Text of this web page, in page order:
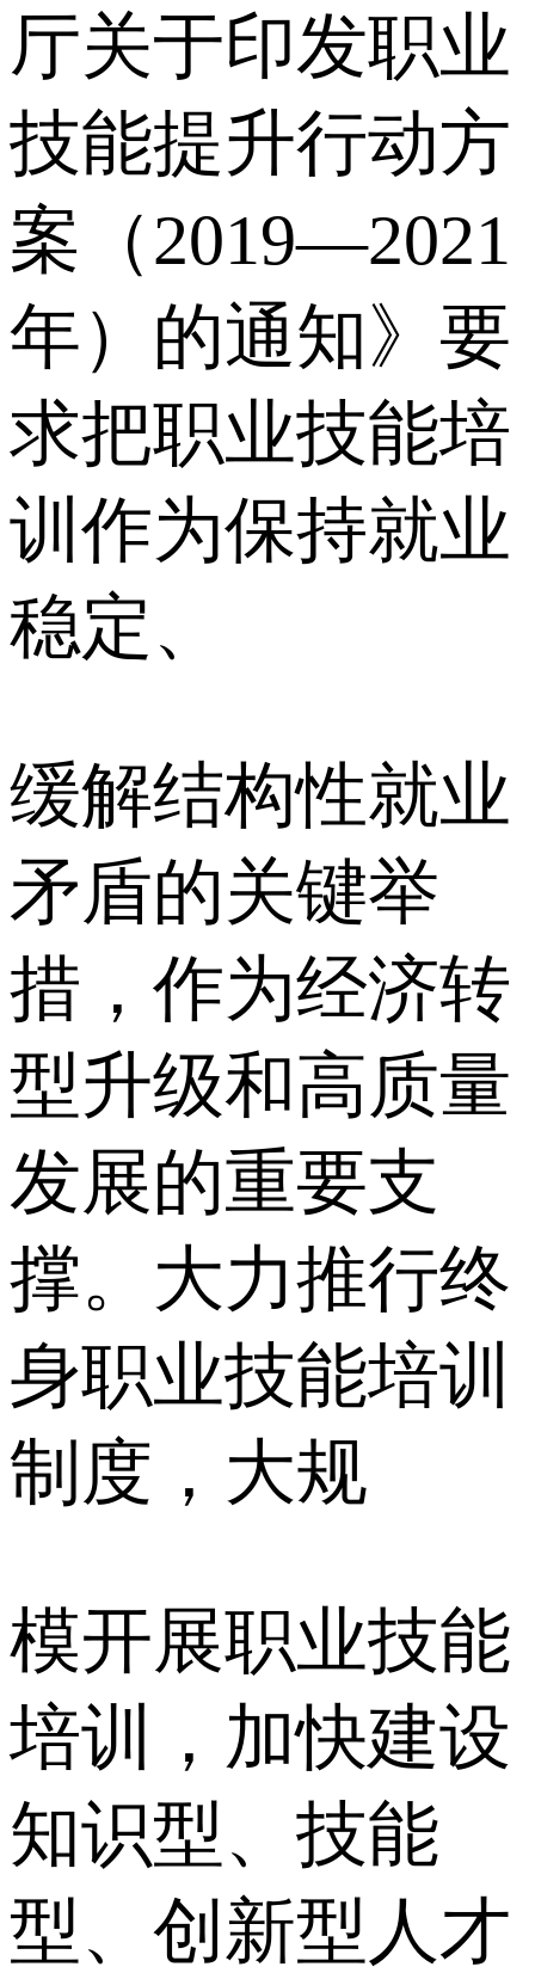
厅关于印发职业
技能提升⾏动⽅
案（2019—2021
年）的通知》要
求把职业技能培
训作为保持就业
稳定、
缓解结构性就业
⽭盾的关键举
措，作为经济转
型升级和⾼质量
发展的重要⽀
撑。⼤⼒推⾏终
⾝职业技能培训
制度，⼤规
模开展职业技能
培训，加快建设
知识型、技能
型、创新型⼈才